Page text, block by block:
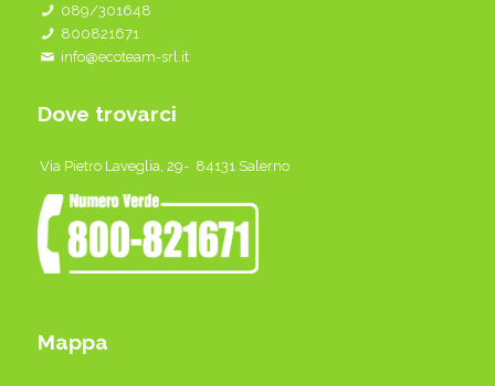
089/301648
800821671
info@ecoteam-srl.it
Dove trovarci
Via Pietro Laveglia, 29- 84131 Salerno
Mappa